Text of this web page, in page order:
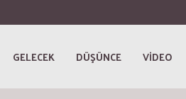
GELECEK DÜŞÜNCE VİDEO